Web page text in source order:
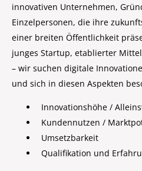
innovativen Unternehmen,
Einzelpersonen, die ihre
einer breiten Öffentlichkeit
junges Startup, etablierter
– wir suchen digitale
und sich in diesen Aspekten
Innovationshöhe /
Kundennutzen /
Umsetzbarkeit
Qualifikation und